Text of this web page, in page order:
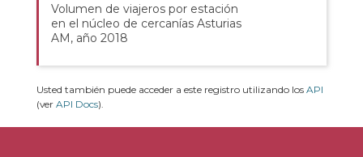
Volumen de viajeros por estación
en el núcleo de cercanías Asturias
AM, año 2018
Usted también puede acceder a este registro utilizando los API
(ver API Docs).